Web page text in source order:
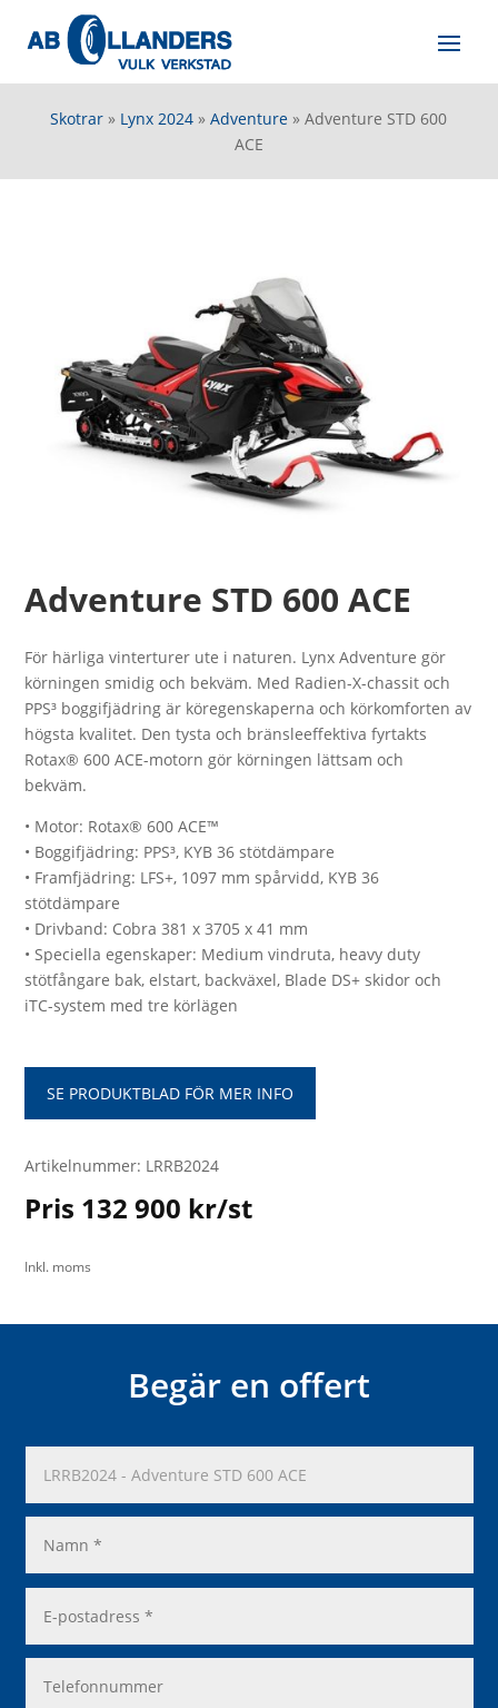
Skotrar » Lynx 2024 »Adventure »Adventure STD 600
ACE
Adventure STD 600 ACE
För härliga vinterturer ute i naturen. Lynx Adventure gör
körningen smidig och bekväm. Med Radien-X-chassit och
PPS³ boggifjädring är köregenskaperna och körkomforten av
högsta kvalitet. Den tysta och bränsleeffektiva fyrtakts
Rotax® 600 ACE-motorn gör körningen lättsam och
bekväm.
• Motor: Rotax® 600 ACE™
• Boggifjädring: PPS³, KYB 36 stötdämpare
• Framfjädring: LFS+, 1097 mm spårvidd, KYB 36
stötdämpare
• Drivband: Cobra 381 x 3705 x 41 mm
• Speciella egenskaper: Medium vindruta, heavy duty
stötfångare bak, elstart, backväxel, Blade DS+ skidor och
iTC-system med tre körlägen
SE PRODUKTBLAD FÖR MER INFO
Artikelnummer: LRRB2024
Pris 132 900 kr/st
Inkl. moms
Begär en offert